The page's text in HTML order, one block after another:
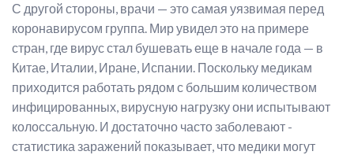
С другой стороны, врачи — это самая уязвимая перед
коронавирусом группа. Мир увидел это на примере
стран, где вирус стал бушевать еще в начале года — в
Китае, Италии, Иране, Испании. Поскольку медикам
приходится работать рядом с большим количеством
инфицированных, вирусную нагрузку они испытывают
колоссальную. И достаточно часто заболевают -
статистика заражений показывает, что медики могут